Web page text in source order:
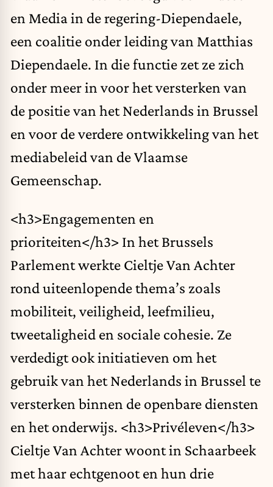
en Media in de regering-Diependaele,
een coalitie onder leiding van Matthias
Diependaele. In die functie zet ze zich
onder meer in voor het versterken van
de positie van het Nederlands in Brussel
en voor de verdere ontwikkeling van het
mediabeleid van de Vlaamse
Gemeenschap.
<h3>Engagementen en
prioriteiten</h3> In het Brussels
Parlement werkte Cieltje Van Achter
rond uiteenlopende thema’s zoals
mobiliteit, veiligheid, leefmilieu,
tweetaligheid en sociale cohesie. Ze
verdedigt ook initiatieven om het
gebruik van het Nederlands in Brussel te
versterken binnen de openbare diensten
en het onderwijs. <h3>Privéleven</h3>
Cieltje Van Achter woont in Schaarbeek
met haar echtgenoot en hun drie